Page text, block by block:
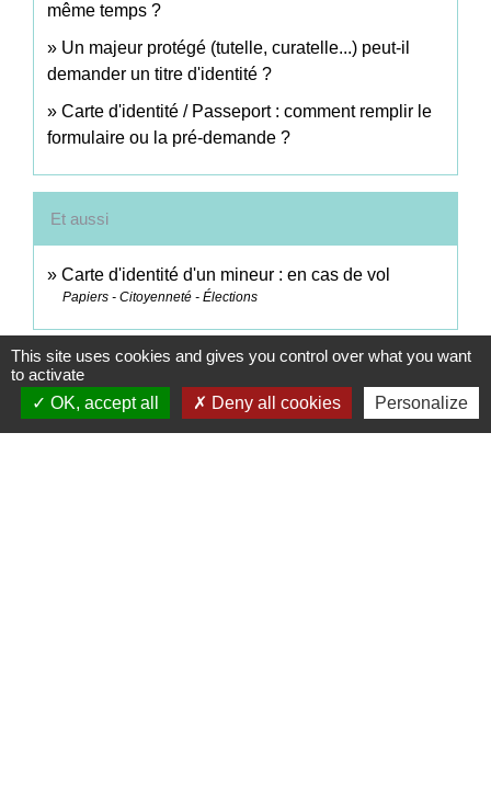
même temps ?
Un majeur protégé (tutelle, curatelle...) peut-il
demander un titre d'identité ?
Carte d'identité / Passeport : comment remplir le
formulaire ou la pré-demande ?
Et aussi
Carte d'identité d'un mineur : en cas de vol
Papiers - Citoyenneté - Élections
Pour en savoir plus
Consuls honoraires habilités à remettre les cartes
This site uses cookies and gives you control over what you want
to activate
OK, accept all
Deny all cookies Personalize